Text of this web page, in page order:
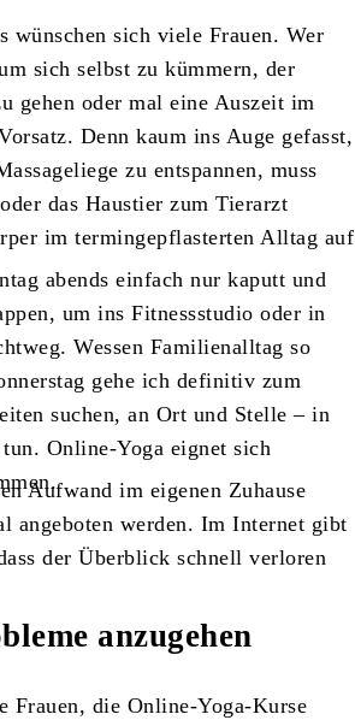
wünschen sich viele Frauen. Wer
sich selbst zu kümmern, der
gehen oder mal eine Auszeit im
Denn kaum ins Auge gefasst,
zu entspannen, muss
das Haustier zum Tierarzt
im termingepflasterten Alltag auf
abends einfach nur kaputt und
um ins Fitnessstudio oder in
Wessen Familienalltag so
gehe ich definitiv zum
suchen, an Ort und Stelle – in
Online-Yoga eignet sich
Aufwand im eigenen Zuhause
angeboten werden. Im Internet gibt
der Überblick schnell verloren
anzugehen
Frauen, die Online-Yoga-Kurse